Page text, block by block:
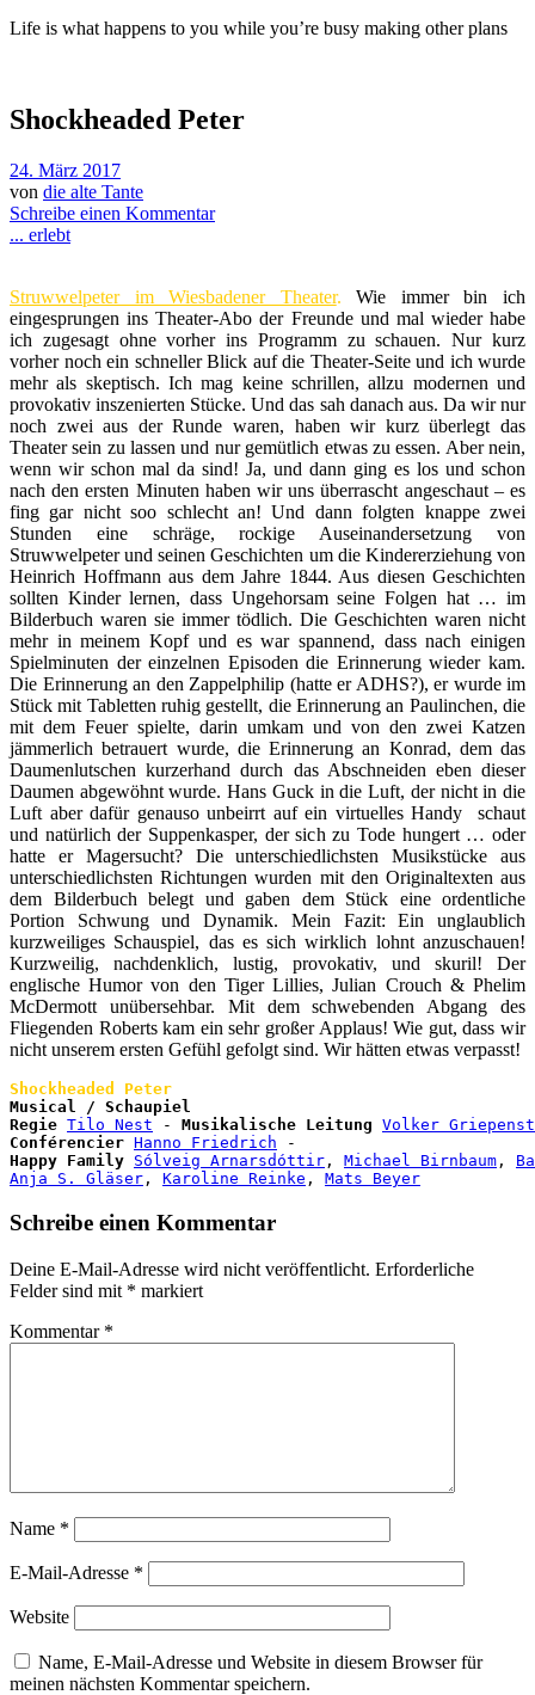
Life is what happens to you while you’re busy making other plans
Shockheaded Peter
24. März 2017
von die alte Tante
Schreibe einen Kommentar
... erlebt
Struwwelpeter im Wiesbadener Theater.Wie immer bin ich
eingesprungen ins Theater-Abo der Freunde und mal wieder habe
ich zugesagt ohne vorher ins Programm zu schauen. Nur kurz
vorher noch ein schneller Blick auf die Theater-Seite und ich wurde
mehr als skeptisch. Ich mag keine schrillen, allzu modernen und
provokativ inszenierten Stücke. Und das sah danach aus. Da wir nur
noch zwei aus der Runde waren, haben wir kurz überlegt das
Theater sein zu lassen und nur gemütlich etwas zu essen. Aber nein,
wenn wir schon mal da sind! Ja, und dann ging es los und schon
nach den ersten Minuten haben wir uns überrascht angeschaut – es
fing gar nicht soo schlecht an! Und dann folgten knappe zwei
Stunden eine schräge, rockige Auseinandersetzung von
Struwwelpeter und seinen Geschichten um die Kindererziehung von
Heinrich Hoffmann aus dem Jahre 1844. Aus diesen Geschichten
sollten Kinder lernen, dass Ungehorsam seine Folgen hat … im
Bilderbuch waren sie immer tödlich. Die Geschichten waren nicht
mehr in meinem Kopf und es war spannend, dass nach einigen
Spielminuten der einzelnen Episoden die Erinnerung wieder kam.
Die Erinnerung an den Zappelphilip (hatte er ADHS?), er wurde im
Stück mit Tabletten ruhig gestellt, die Erinnerung an Paulinchen, die
mit dem Feuer spielte, darin umkam und von den zwei Katzen
jämmerlich betrauert wurde, die Erinnerung an Konrad, dem das
Daumenlutschen kurzerhand durch das Abschneiden eben dieser
Daumen abgewöhnt wurde. Hans Guck in die Luft, der nicht in die
Luft aber dafür genauso unbeirrt auf ein virtuelles Handy schaut
und natürlich der Suppenkasper, der sich zu Tode hungert … oder
hatte er Magersucht? Die unterschiedlichsten Musikstücke aus
unterschiedlichsten Richtungen wurden mit den Originaltexten aus
dem Bilderbuch belegt und gaben dem Stück eine ordentliche
Portion Schwung und Dynamik. Mein Fazit: Ein unglaublich
kurzweiliges Schauspiel, das es sich wirklich lohnt anzuschauen!
Kurzweilig, nachdenklich, lustig, provokativ, und skuril! Der
englische Humor von den Tiger Lillies, Julian Crouch & Phelim
McDermott unübersehbar. Mit dem schwebenden Abgang des
Fliegenden Roberts kam ein sehr großer Applaus! Wie gut, dass wir
nicht unserem ersten Gefühl gefolgt sind. Wir hätten etwas verpasst!
Shockheaded Peter
Musical / Schaupiel
Regie Tilo Nest - Musikalische Leitung Volker
Conférencier Hanno Friedrich
Happy Family Sólveig Arnarsdóttir , Michael Birnbaum ,
Anja S. Gläser , Karoline Reinke , Mats Beyer
Schreibe einen Kommentar
Deine E-Mail-Adresse wird nicht veröffentlicht. Erforderliche
Felder sind mit * markiert
Kommentar *
Name *
E-Mail-Adresse *
Website
Name, E-Mail-Adresse und Website in diesem Browser für
meinen nächsten Kommentar speichern.